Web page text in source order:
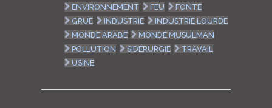
ENVIRONNEMENT
FEU
FONTE
GRUE
INDUSTRIE
INDUSTRIE LOURDE
MONDE ARABE
MONDE MUSULMAN
POLLUTION
SIDÉRURGIE
TRAVAIL
USINE